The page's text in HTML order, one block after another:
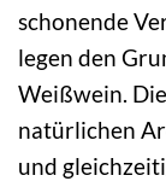
schonende
legen den
Weißwein.
natürlichen
und